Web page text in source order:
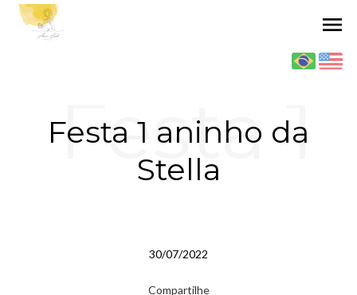
menu
Festa 1 aninho da
Stella
Festa 1
aninho
30/07/2022
Compartilhe